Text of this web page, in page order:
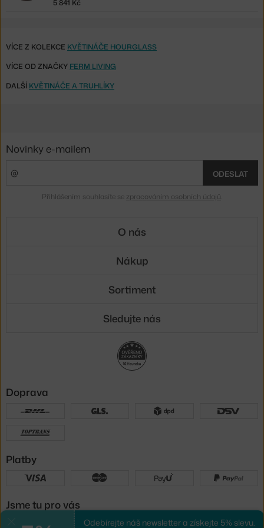
5 841 Kč
VÍCE Z KOLEKCE KVĚTINÁČE HOURGLASS
VÍCE OD ZNAČKY FERM LIVING
DALŠÍ KVĚTINÁČE A TRUHLÍKY
Odebírejte náš newsletter a získejte 5% slevu.
Novinky e-mailem
ODESLAT
Přihlášením souhlasíte se zpracováním osobních údajů
O nás
Nákup
Sortiment
Sledujte nás
Doprava
Platby
Jsme tu pro vás